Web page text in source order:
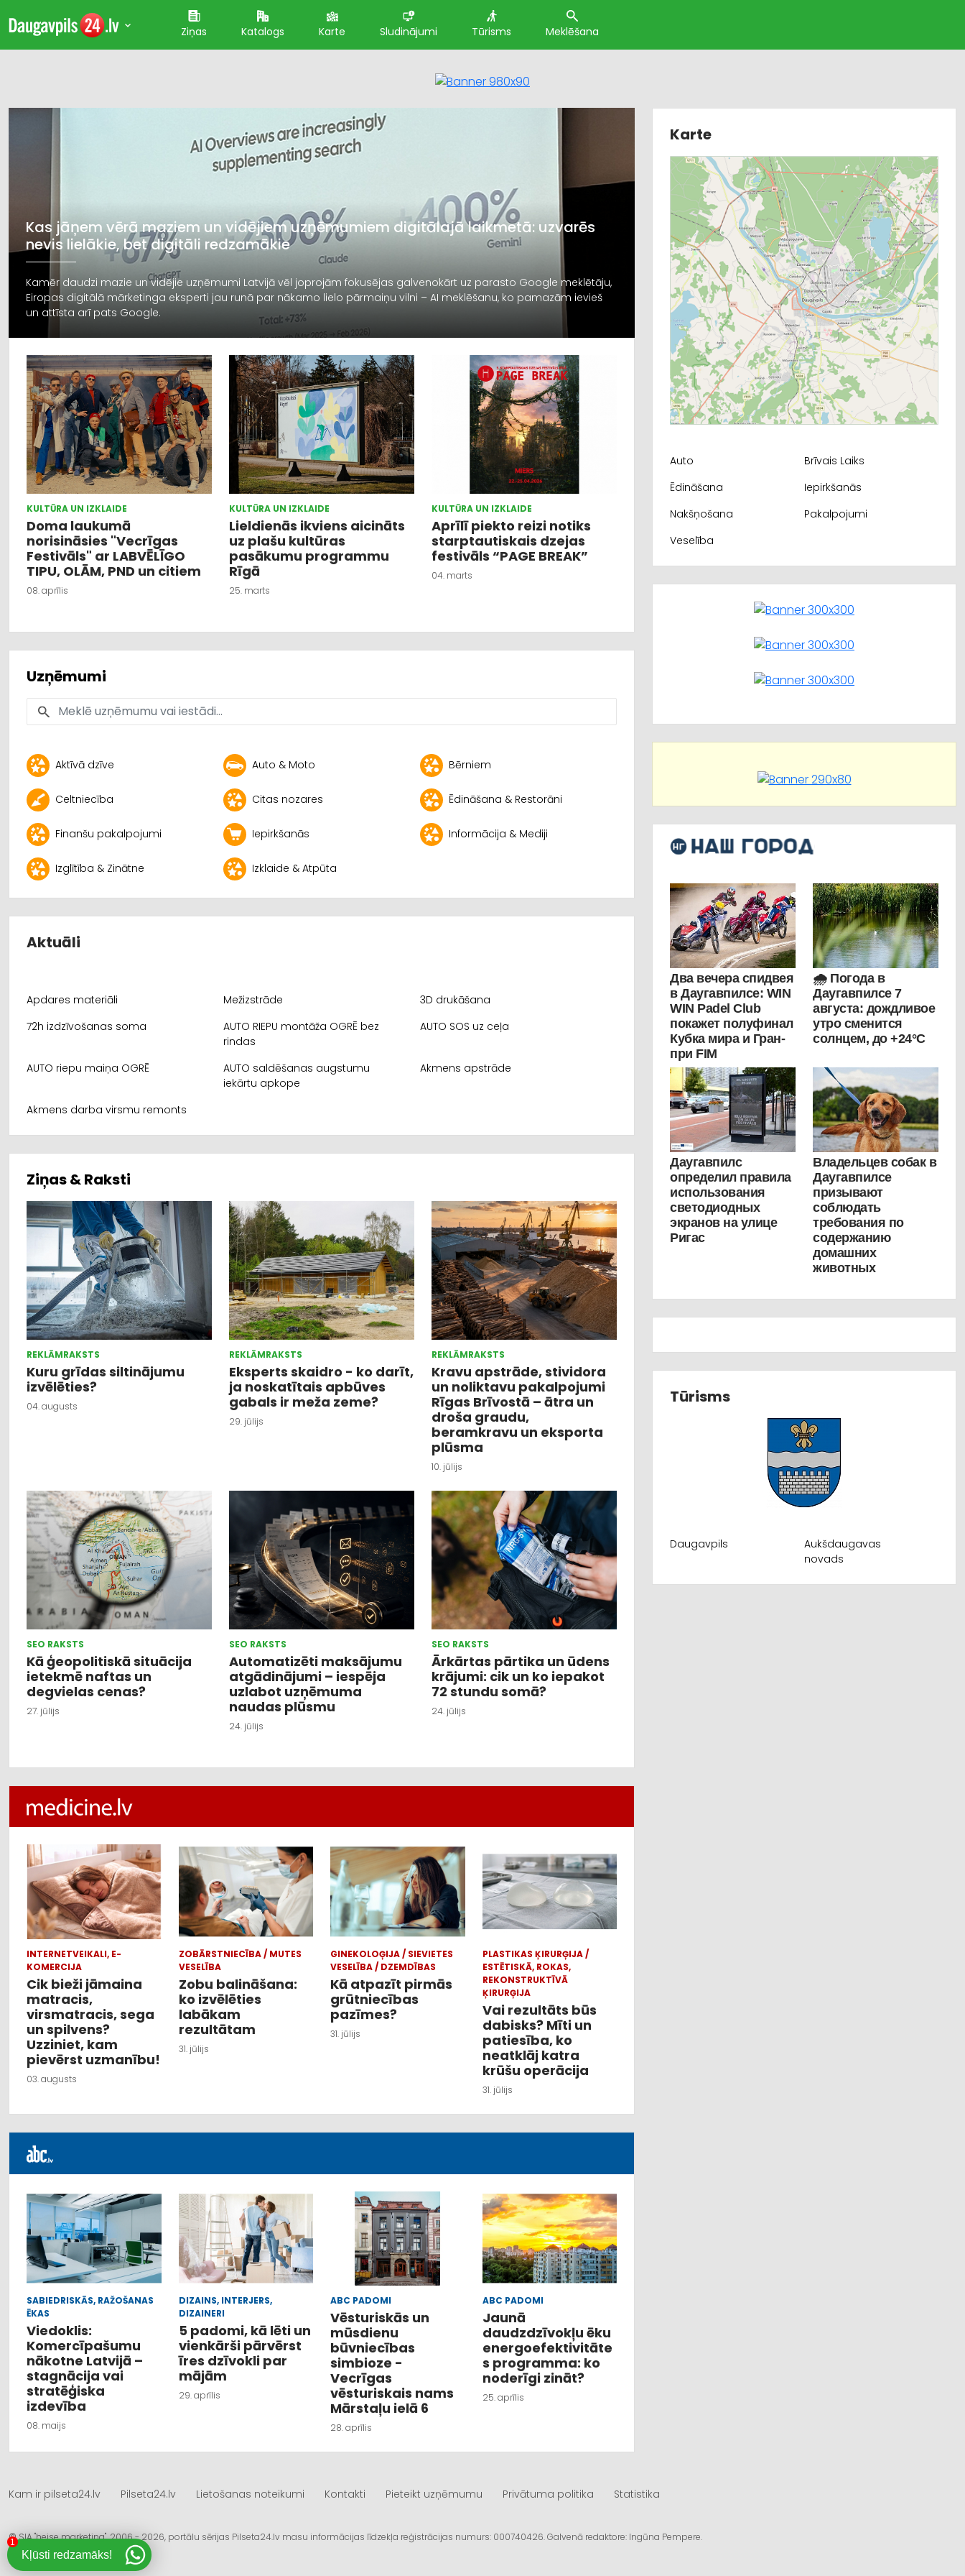
Ziņas Katalogs Karte Sludinājumi Tūrisms Meklēšana
Kas jāņem vērā maziem un vidējiem uzņēmumiem digitālajā laikmetā: uzvarēs
nevis lielākie, bet digitāli redzamākie
Kamēr daudzi mazie un vidējie uzņēmumi Latvijā vēl joprojām fokusējas galvenokārt uz parasto Google meklētāju,
Eiropas digitālā mārketinga eksperti jau runā par nākamo lielo pārmaiņu vilni – AI meklēšanu, ko pamazām ievieš
un attīsta arī pats Google.
KULTŪRA UN IZKLAIDE
Doma laukumā
norisināsies "Vecrīgas
Festivāls" ar LABVĒLĪGO
TIPU, OLĀM, PND un citiem
08. aprīlis
KULTŪRA UN IZKLAIDE
Lieldienās ikviens aicināts
uz plašu kultūras
pasākumu programmu
Rīgā
25. marts
KULTŪRA UN IZKLAIDE
Aprīlī piekto reizi notiks
starptautiskais dzejas
festivāls “PAGE BREAK”
04. marts
Uzņēmumi
Aktīvā dzīve Auto & Moto Bērniem
Celtniecība Citas nozares Ēdināšana & Restorāni
Finanšu pakalpojumi Iepirkšanās Informācija & Mediji
Izglītība & Zinātne Izklaide & Atpūta
Aktuāli
Apdares materiāli Mežizstrāde
3D drukāšana
72h izdzīvošanas soma
AUTO RIEPU montāža OGRĒ bez
rindas
AUTO SOS uz ceļa
AUTO riepu maiņa OGRĒ
AUTO saldēšanas augstumu
iekārtu apkope
Akmens apstrāde
Akmens darba virsmu remonts
Ziņas & Raksti
REKLĀMRAKSTS
Kuru grīdas siltinājumu
izvēlēties?
04. augusts
REKLĀMRAKSTS
Eksperts skaidro - ko darīt,
ja noskatītais apbūves
gabals ir meža zeme?
29. jūlijs
REKLĀMRAKSTS
Kravu apstrāde, stividora
un noliktavu pakalpojumi
Rīgas Brīvostā – ātra un
droša graudu,
beramkravu un eksporta
plūsma
10. jūlijs
SEO RAKSTS
Kā ģeopolitiskā situācija
ietekmē naftas un
degvielas cenas?
27. jūlijs
SEO RAKSTS
Automatizēti maksājumu
atgādinājumi – iespēja
uzlabot uzņēmuma
naudas plūsmu
24. jūlijs
SEO RAKSTS
Ārkārtas pārtika un ūdens
krājumi: cik un ko iepakot
72 stundu somā?
24. jūlijs
INTERNETVEIKALI, E-
KOMERCIJA
Cik bieži jāmaina
matracis,
virsmatracis, sega
un spilvens?
Uzziniet, kam
pievērst uzmanību!
03. augusts
ZOBĀRSTNIECĪBA / MUTES
VESELĪBA
Zobu balināšana:
ko izvēlēties
labākam
rezultātam
31. jūlijs
GINEKOLOĢIJA / SIEVIETES
VESELĪBA / DZEMDĪBAS
Kā atpazīt pirmās
grūtniecības
pazīmes?
31. jūlijs
PLASTIKAS ĶIRURĢIJA /
ESTĒTISKĀ, ROKAS,
REKONSTRUKTĪVĀ
ĶIRURĢIJA
Vai rezultāts būs
dabisks? Mīti un
patiesība, ko
neatklāj katra
krūšu operācija
31. jūlijs
SABIEDRISKĀS, RAŽOŠANAS
ĒKAS
Viedoklis:
Komercīpašumu
nākotne Latvijā –
stagnācija vai
stratēģiska
izdevība
08. maijs
DIZAINS, INTERJERS,
DIZAINERI
5 padomi, kā lēti un
vienkārši pārvērst
īres dzīvokli par
mājām
29. aprīlis
ABC PADOMI
Vēsturiskās un
mūsdienu
būvniecības
simbioze -
Vecrīgas
vēsturiskais nams
Mārstaļu ielā 6
28. aprīlis
ABC PADOMI
Jaunā
daudzdzīvokļu ēku
energoefektivitāte
s programma: ko
noderīgi zināt?
25. aprīlis
Karte
Auto
Brīvais Laiks
Ēdināšana
Iepirkšanās
Nakšņošana
Pakalpojumi
Veselība
Два вечера спидвея
в Даугавпилсе: WIN
WIN Padel Club
покажет полуфинал
Кубка мира и Гран-
при FIM
🌧️ Погода в
Даугавпилсе 7
августа: дождливое
утро сменится
солнцем, до +24°C
Даугавпилс
определил правила
использования
светодиодных
экранов на улице
Ригас
Владельцев собак в
Даугавпилсе
призывают
соблюдать
требования по
содержанию
домашних
животных
Tūrisms
Daugavpils
Aukšdaugavas
novads
Kam ir pilseta24.lv Pilseta24.lv Lietošanas noteikumi Kontakti Pieteikt uzņēmumu Privātuma politika Statistika
© SIA "heise marketing", 2006 - 2026, portālu sērijas Pilseta24.lv masu informācijas līdzekļa reģistrācijas numurs: 000740426. Galvenā redaktore: Ingūna Pempere.
Kļūsti redzamāks!
1